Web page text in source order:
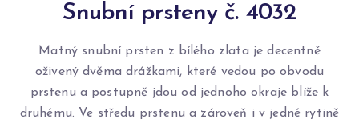
Snubní prsteny č. 4032
Matný snubní prsten z bílého zlata je decentně
oživený dvěma drážkami, které vedou po obvodu
prstenu a postupně jdou od jednoho okraje blíže k
druhému. Ve středu prstenu a zároveň i v jedné rytině